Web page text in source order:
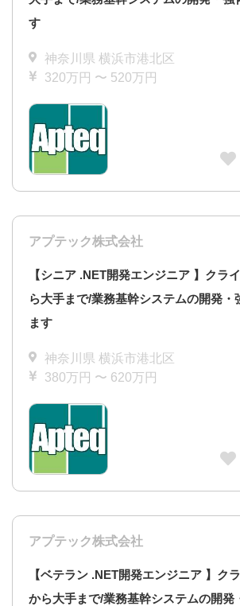
す
神奈川県 横浜市港北区
320万円 〜 520万円
アプテック株式会社
【シニア .NET開発エンジニア 】クラ
ら大手まで/業務基幹システムの開発・
ます
神奈川県 横浜市港北区
380万円 〜 620万円
アプテック株式会社
【ベテラン .NET開発エンジニア 】ク
から大手まで/業務基幹システムの開発